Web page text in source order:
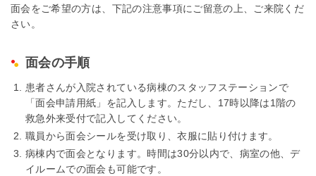
面会をご希望の方は、下記の注意事項にご留意の上、ご来院くだ
さい。
面会の手順
患者さんが入院されている病棟のスタッフステーションで
「面会申請用紙」を記入します。ただし、17時以降は1階の
救急外来受付で記入してください。
職員から面会シールを受け取り、衣服に貼り付けます。
病棟内で面会となります。時間は30分以内で、病室の他、デ
イルームでの面会も可能です。